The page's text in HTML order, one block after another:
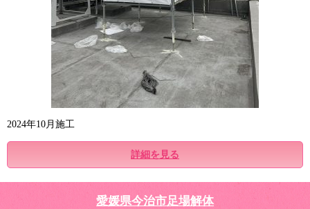
2024年10月施工
詳細を見る
愛媛県今治市足場解体